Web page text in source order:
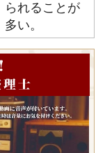
られることが
多い。